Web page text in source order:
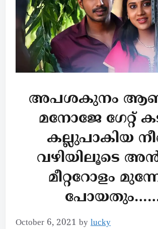
അപശകുനം
മനോജേ ഗേറ്റ്
കല്ലുപാകിയ
വഴിയിലൂടെ
മീറ്ററോളം
October 6, 2021 by lucky